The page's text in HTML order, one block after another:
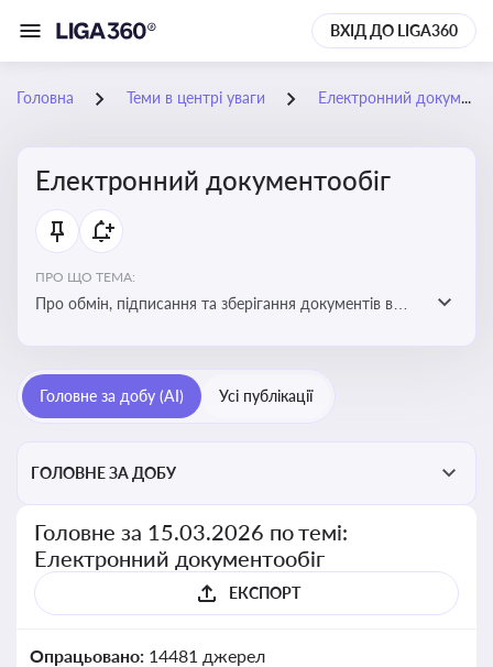
ВХІД ДО LIGA360
Головна Теми в центрі уваги Електронний документообіг
Електронний документообіг
ПРО ЩО ТЕМА:
Про обмін, підписання та зберігання документів в
Головне за добу (AI) Усі публікації
ГОЛОВНЕ ЗА ДОБУ
Головне за 15.03.2026 по темі:
Електронний документообіг
ЕКСПОРТ
Опрацьовано: 14481 джерел